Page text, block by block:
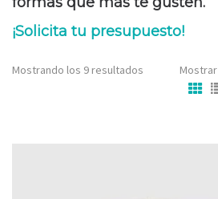
¡Solicita tu presupuesto!
Mostrando los 9 resultados Mostrar